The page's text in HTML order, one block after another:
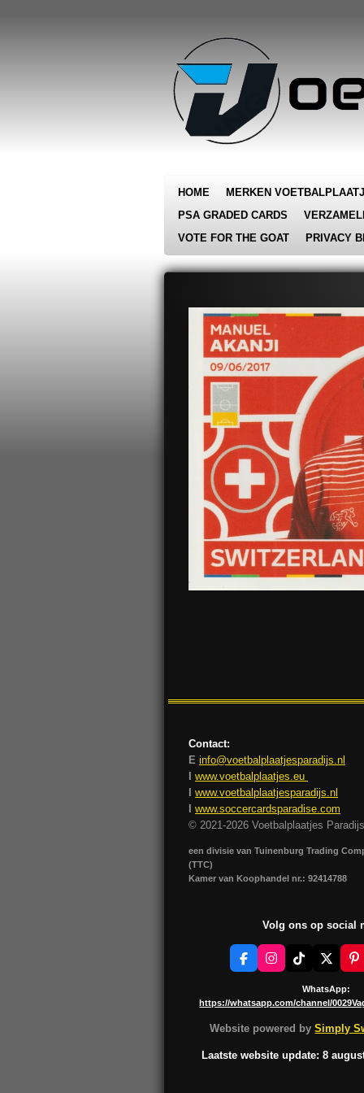
HOME MERKEN
PSA GRADED CARDS
VOTE FOR THE GOAT
PRIVACY
Contact:
E info@voetbalplaatjesparadijs.nl
www.voetbalplaatjes.eu
www.voetbalplaatjesparadijs.nl
www.soccercardsparadise.com
© 2021-2026 Voetbalplaatjes Paradijs
een divisie van Tuinenburg Trading
(TTC)
Kamer van Koophandel nr.: 92414788
Volg ons op social
F
a
e
b
o
o
I
n
t
a
g
r
m
T
k
T
o
k
X
P
i
t
e
r
e
t
WhatsApp:
https://whatsapp.com/channel/
Website powered bySimply
Laatste website update: 8